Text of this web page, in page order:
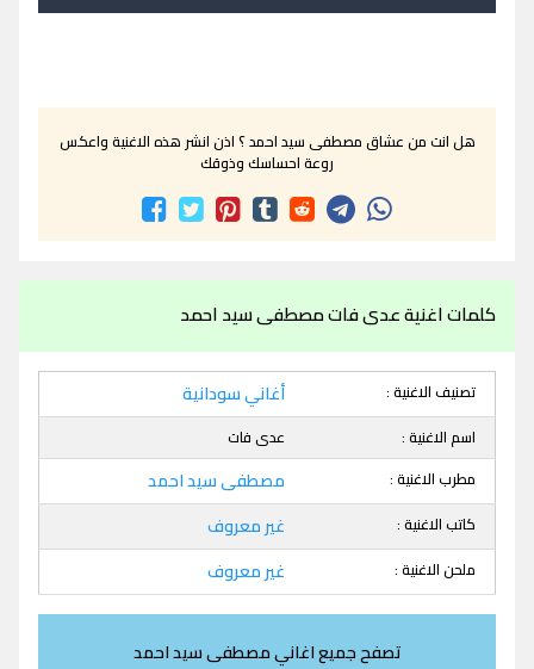
هل انت من عشاق مصطفى سيد احمد ؟ اذن انشر هذه الاغنية واعكس
روعة احساسك وذوقك
كلمات اغنية عدى فات مصطفى سيد احمد
تصنيف الاغنية : أغاني سودانية
اسم الاغنية :
عدى فات
مطرب الاغنية :
مصطفى سيد احمد
كاتب الاغنية : غير معروف
ملحن الاغنية : غير معروف
تصفح جميع اغاني مصطفى سيد احمد